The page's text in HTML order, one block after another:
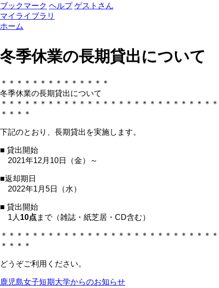
ブックマーク ヘルプ ゲストさん
マイライブラリ
ホーム
冬季休業の長期貸出について
＊＊＊＊＊＊＊＊＊＊＊＊＊＊
冬季休業の長期貸出について
＊＊＊＊＊＊＊＊＊＊＊＊＊＊＊＊＊＊＊＊＊＊＊＊＊＊＊＊
＊＊＊＊
下記のとおり、長期貸出を実施します。
■ 貸出開始
2021年12月10日（金）～
■返却期日
2022年1月5日（水）
■ 貸出開始
1人 10点 まで（雑誌・紙芝居・CD含む）
＊＊＊＊＊＊＊＊＊＊＊＊＊＊＊＊＊＊＊＊＊＊＊＊＊＊＊＊
＊＊＊＊
どうぞご利用ください。
鹿児島女子短期大学からのお知らせ